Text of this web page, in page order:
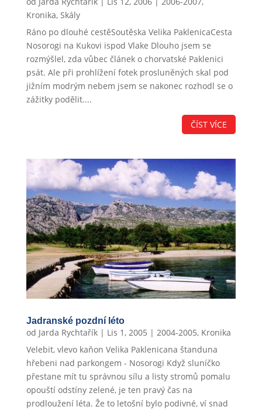
Kronika, Skály
Ráno po dlouhé cestěSoutěska Velika PaklenicaCesta
Nosorogi na Kukovi ispod Vlake Dlouho jsem se
rozmýšlel, zda vůbec článek o chorvatské Paklenici
psát. Ale při prohlížení fotek prosluněných skal pod
jižním modrým nebem jsem se nakonec rozhodl se o
zážitky podělit....
ČÍST VÍCE
Jadranské pozdní léto
od Jarda Rychtařík| Lis 1, 2005 | 2004-2005, Kronika
Velebit, vlevo kaňon Velika Paklenicana štanduna
hřebeni nad parkongem - Nosorogi Když sluníčko
přestane mít tu správnou sílu a listy stromů pomalu
opouští odstíny zelené, je ten pravý čas na
prodloužení léta. Že to letošní bylo podivné, ví snad